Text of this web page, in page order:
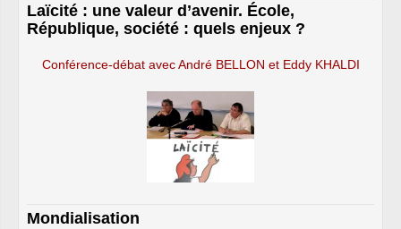
Laïcité : une valeur d’avenir. École,
République, société : quels enjeux ?
Conférence-débat avec André BELLON et Eddy KHALDI
Mondialisation